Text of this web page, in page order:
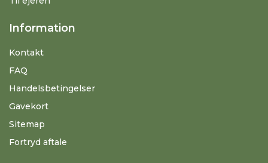
Information
Kontakt
FAQ
Handelsbetingelser
Gavekort
Sitemap
Fortryd aftale